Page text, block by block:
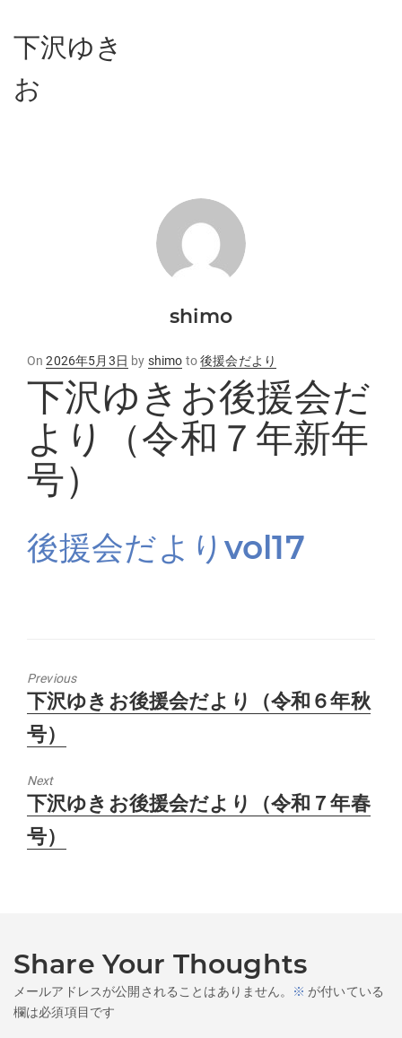
下沢ゆき
お
shimo
OnPosted
on
2026年5月3日 by shimo to後援会だより
下沢ゆきお後援会だ
より（令和７年新年
号）
後援会だよりvol17
Previous
Previous
post:
下沢ゆきお後援会だより（令和６年秋
号）
Next
Next
post:
下沢ゆきお後援会だより（令和７年春
号）
Share Your Thoughts
メールアドレスが公開されることはありません。 ※ が付いている
欄は必須項目です